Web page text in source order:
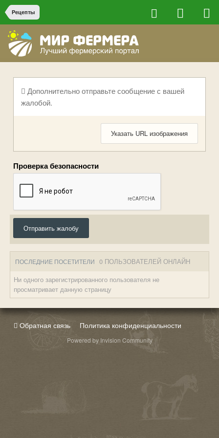
Рецепты
Дополнительно отправьте сообщение с вашей
жалобой.
Указать URL изображения
Проверка безопасности
Отправить жалобу
ПОСЛЕДНИЕ ПОСЕТИТЕЛИ 0 ПОЛЬЗОВАТЕЛЕЙ ОНЛАЙН
Ни одного зарегистрированного пользователя не
просматривает данную страницу
Обратная связь Политика конфиденциальности
Powered by Invision Community